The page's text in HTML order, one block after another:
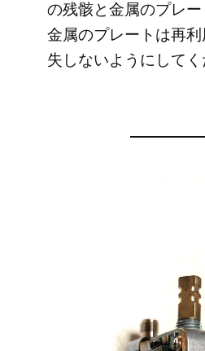
の残骸と金属のプレー
金属のプレートは再
失しないようにしてく